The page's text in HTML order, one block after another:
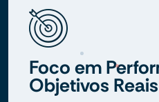
Foco em
Objetivos Reais